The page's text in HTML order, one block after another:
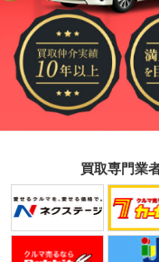
買取専門業